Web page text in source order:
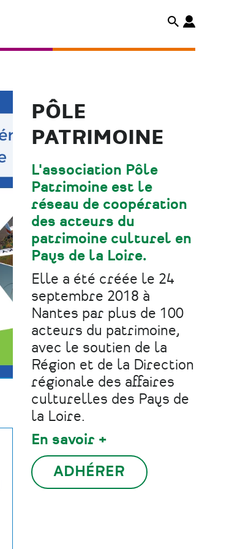
PÔLE
PATRIMOINE
L'association Pôle
Patrimoine est le
réseau de coopération
des acteurs du
patrimoine culturel en
Pays de la Loire.
Elle a été créée le 24
septembre 2018 à
Nantes par plus de 100
acteurs du patrimoine,
avec le soutien de la
Région et de la Direction
régionale des affaires
culturelles des Pays de
la Loire.
En savoir +
ADHÉRER